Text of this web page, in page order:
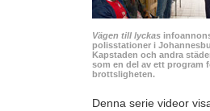
Vägen till lyckas
polisstationer i
Kapstaden och andra
som en del av ett program
brottsligheten.
Denna serie videor